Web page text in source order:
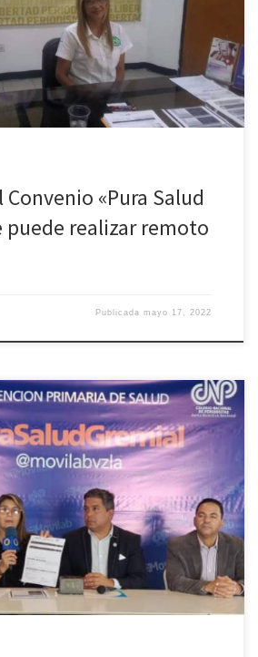
en afiliarse al Convenio «Pura Salud
a la sede nacional de CNP ubicada en
de Periodistas, piso 3, […]
«Pura Salud
puede realizar remoto
Publicadamayo 17, 2022
Periodistas CNP, a través de su Junta
de Estudios Clínicos Movilab firmaron
de atención en salud para todos los
sus familiares, este beneficio se extiende
camarógrafos y trabajadores de